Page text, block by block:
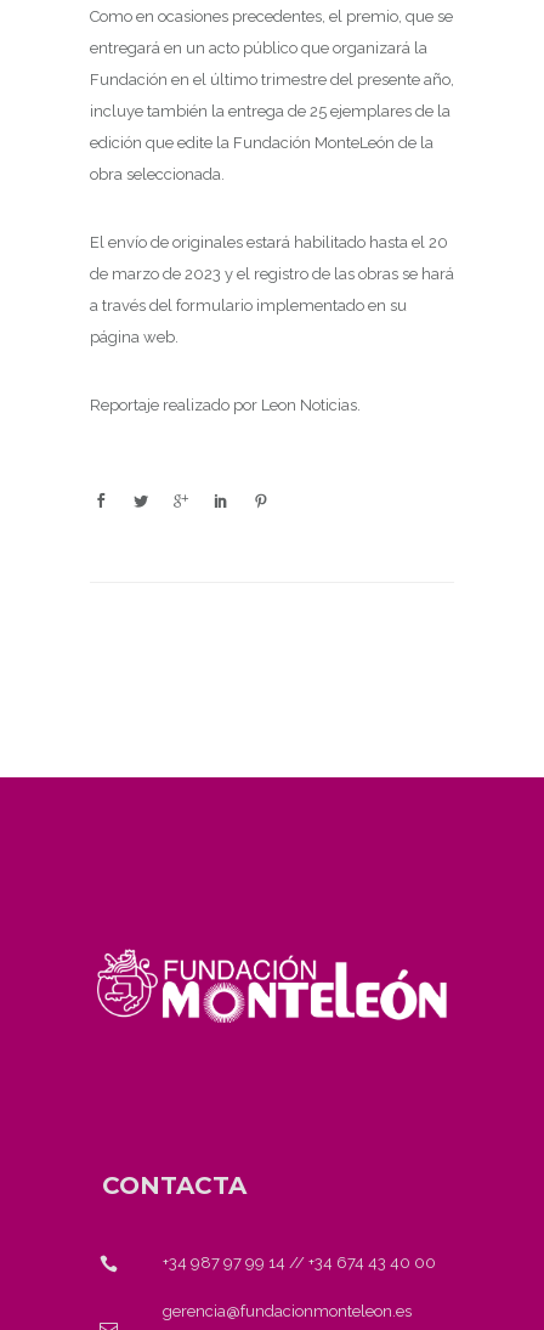
Como en ocasiones precedentes, el premio, que se
entregará en un acto público que organizará la
Fundación en el último trimestre del presente año,
incluye también la entrega de 25 ejemplares de la
edición que edite la Fundación MonteLeón de la
obra seleccionada.
El envío de originales estará habilitado hasta el 20
de marzo de 2023 y el registro de las obras se hará
a través del formulario implementado en su
página web.
Reportaje realizado por Leon Noticias.
CONTACTA
+34 987 97 99 14 // +34 674 43 40 00
gerencia@fundacionmonteleon.es